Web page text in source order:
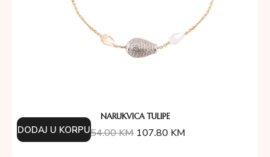
NARUKVICA TULIPE
154.00KM 107.80 KM
DODAJ U KORPU